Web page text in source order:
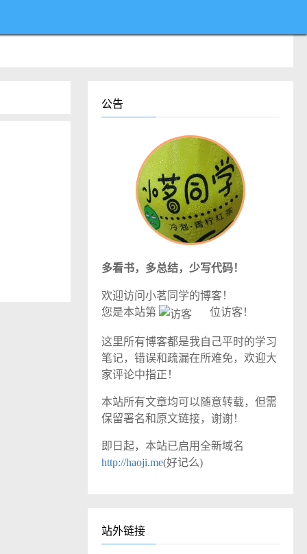
公告
多看书，多总结，少写代码！
欢迎访问小茗同学的博客！
您是本站第
位访客！
这里所有博客都是我自己平时的学习
笔记，错误和疏漏在所难免，欢迎大
家评论中指正！
本站所有文章均可以随意转载，但需
保留署名和原文链接，谢谢！
即日起，本站已启用全新域名
http://haoji.me(好记么)
站外链接